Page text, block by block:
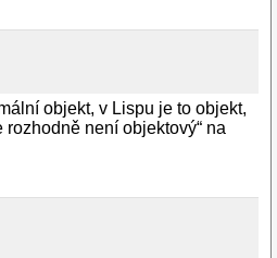
objekt, v Lispu je to objekt,
není objektový“ na